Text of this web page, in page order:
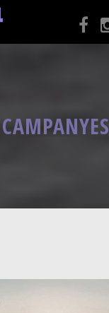
CAMPANYES